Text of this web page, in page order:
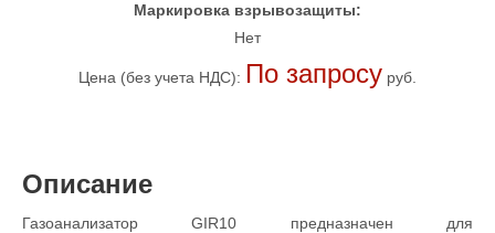
Маркировка взрывозащиты:
Нет
Цена (без учета НДС): По запросу руб.
Описание
Газоанализатор GIR10 предназначен для